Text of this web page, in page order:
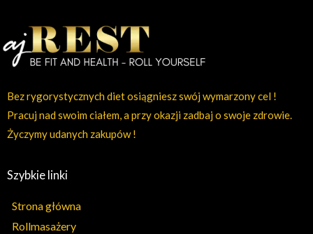
Bez rygorystycznych diet osiągniesz swój wymarzony cel !
Pracuj nad swoim ciałem, a przy okazji zadbaj o swoje zdrowie.
Życzymy udanych zakupów !
Szybkie linki
Strona główna
Rollmasażery